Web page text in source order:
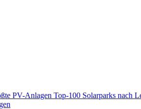
PV-Anlagen Top-100 Solarparks nach